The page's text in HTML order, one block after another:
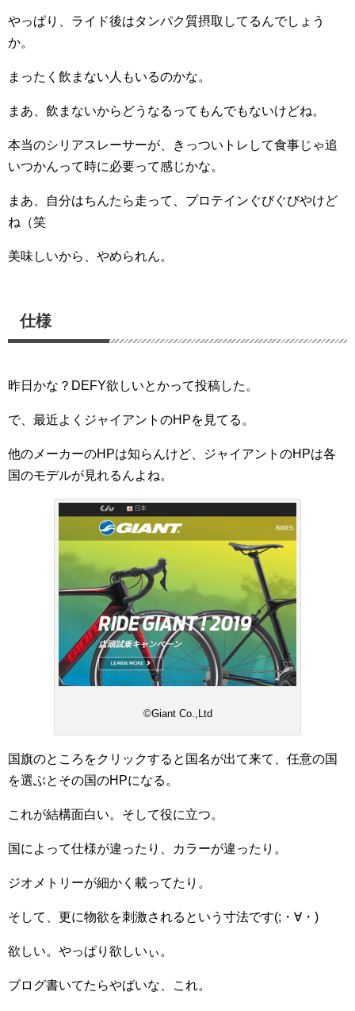
やっぱり、ライド後はタンパク質摂取してるんでしょう
か。
まったく飲まない人もいるのかな。
まあ、飲まないからどうなるってもんでもないけどね。
本当のシリアスレーサーが、きっついトレして食事じゃ追
いつかんって時に必要って感じかな。
まあ、自分はちんたら走って、プロテインぐびぐびやけど
ね（笑
美味しいから、やめられん。
仕様
昨日かな？DEFY欲しいとかって投稿した。
で、最近よくジャイアントのHPを見てる。
他のメーカーのHPは知らんけど、ジャイアントのHPは各
国のモデルが見れるんよね。
©Giant Co.,Ltd
国旗のところをクリックすると国名が出て来て、任意の国
を選ぶとその国のHPになる。
これが結構面白い。そして役に立つ。
国によって仕様が違ったり、カラーが違ったり。
ジオメトリーが細かく載ってたり。
そして、更に物欲を刺激されるという寸法です(;・∀・)
欲しい。やっぱり欲しいぃ。
ブログ書いてたらやばいな、これ。